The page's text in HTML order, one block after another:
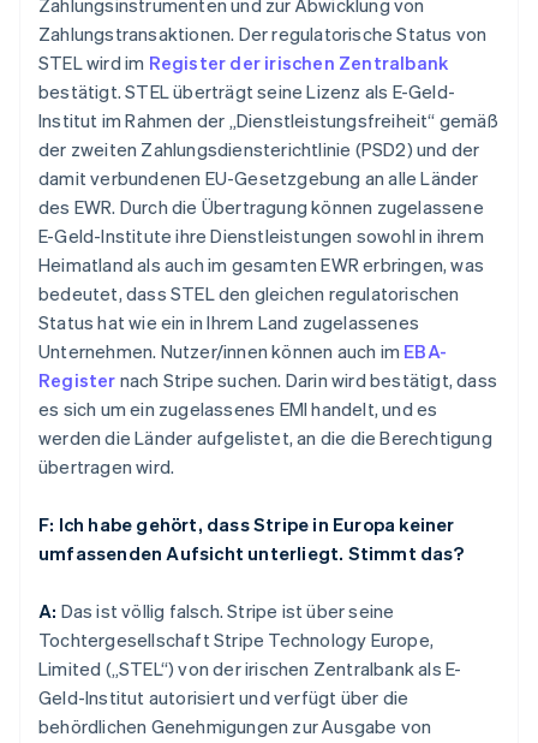
Zahlungsinstrumenten und zur Abwicklung von
Zahlungstransaktionen. Der regulatorische Status von
STEL wird im Register der irischen Zentralbank
bestätigt. STEL überträgt seine Lizenz als E-Geld-
Institut im Rahmen der „Dienstleistungsfreiheit“ gemäß
der zweiten Zahlungsdiensterichtlinie (PSD2) und der
damit verbundenen EU-Gesetzgebung an alle Länder
des EWR. Durch die Übertragung können zugelassene
E-Geld-Institute ihre Dienstleistungen sowohl in ihrem
Heimatland als auch im gesamten EWR erbringen, was
bedeutet, dass STEL den gleichen regulatorischen
Status hat wie ein in Ihrem Land zugelassenes
Unternehmen. Nutzer/innen können auch im EBA-
Register nach Stripe suchen. Darin wird bestätigt, dass
es sich um ein zugelassenes EMI handelt, und es
werden die Länder aufgelistet, an die die Berechtigung
übertragen wird.
F: Ich habe gehört, dass Stripe in Europa keiner
umfassenden Aufsicht unterliegt. Stimmt das?
A: Das ist völlig falsch. Stripe ist über seine
Tochtergesellschaft Stripe Technology Europe,
Limited („STEL“) von der irischen Zentralbank als E-
Geld-Institut autorisiert und verfügt über die
behördlichen Genehmigungen zur Ausgabe von